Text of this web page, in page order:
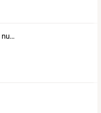
Le coeur dans les nuages